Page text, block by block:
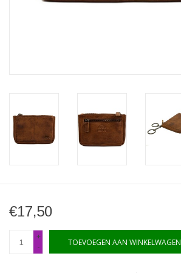
€17,50
+
-
TOEVOEGEN AAN WINKELWAGEN